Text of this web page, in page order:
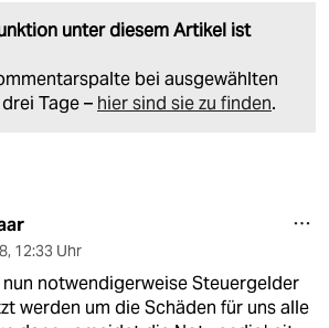
unter diesem Artikel ist
bei ausgewählten
Tage – hier sind sie zu finden.
, 12:33 Uhr
notwendigerweise Steuergelder
werden um die Schäden für uns alle